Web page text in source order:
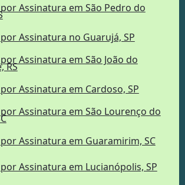
Assinatura em São Pedro do
Assinatura no Guarujá, SP
Assinatura em São João do
RS
Assinatura em Cardoso, SP
Assinatura em São Lourenço do
Assinatura em Guaramirim, SC
Assinatura em Lucianópolis, SP